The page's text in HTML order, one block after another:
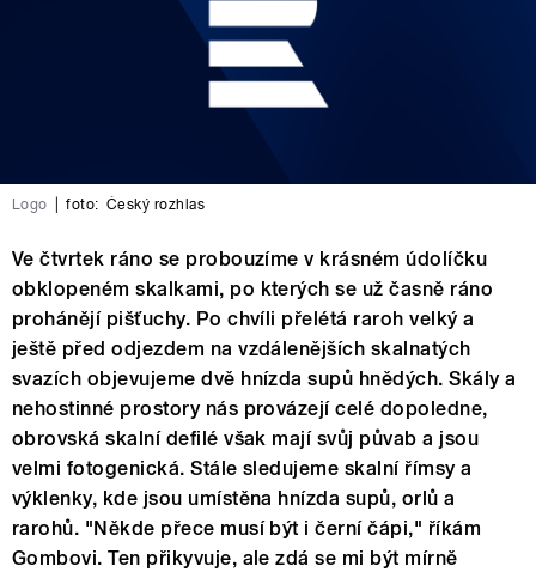
Logo foto: Český rozhlas
Ve čtvrtek ráno se probouzíme v krásném údolíčku
obklopeném skalkami, po kterých se už časně ráno
prohánějí pišťuchy. Po chvíli přelétá raroh velký a
ještě před odjezdem na vzdálenějších skalnatých
svazích objevujeme dvě hnízda supů hnědých. Skály a
nehostinné prostory nás provázejí celé dopoledne,
obrovská skalní defilé však mají svůj půvab a jsou
velmi fotogenická. Stále sledujeme skalní římsy a
výklenky, kde jsou umístěna hnízda supů, orlů a
rarohů. "Někde přece musí být i černí čápi," říkám
Gombovi. Ten přikyvuje, ale zdá se mi být mírně